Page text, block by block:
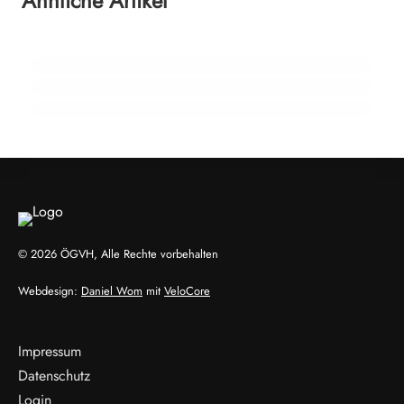
04. Dezember 2025
© 2026 ÖGVH, Alle Rechte vorbehalten
Webdesign: Daniel Wom mit VeloCore
Impressum
Datenschutz
Login